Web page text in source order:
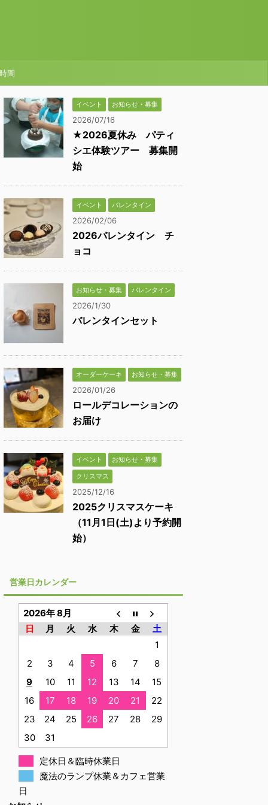
間
イベント お知らせ・募集
2026/07/16
★2026夏休み パティ
シエ体験ツアー 募集開
始
イベント バレンタイン
2026/02/06
2026バレンタイン チ
ョコ
お知らせ・募集 バレンタイン
2026/1/30
バレンタインセット
オーダーケーキ お知らせ・募集
2026/01/26
ロールデコレーションの
お届け
イベント
お知らせ・募集
クリスマス
2025/12/16
2025クリスマスケーキ
（11月1日(土)より予約開
始）
営業日カレンダー
2026年 8月
日
月 火 水 木 金
土
1
2
3 4 5 6 7
8
9
10 11 12 13 14
15
16
17 18 19 20 21
22
23
24 25 26 27 28
29
30
31
定休日＆臨時休業日
魔法のランプ休業＆カフェ営業
日